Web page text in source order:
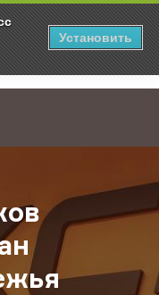
Установить
сроков доставки из